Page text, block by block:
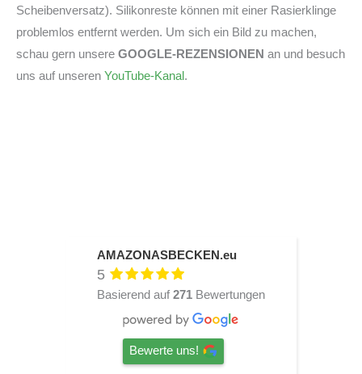
Scheibenversatz). Silikonreste können mit einer Rasierklinge
problemlos entfernt werden. Um sich ein Bild zu machen,
schau gern unsere GOOGLE-REZENSIONEN an und besuch
uns auf unseren YouTube-Kanal.
AMAZONASBECKEN.eu
5
Basierend auf 271 Bewertungen
Bewerte uns!